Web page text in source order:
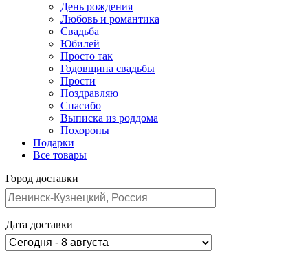
День рождения
Любовь и романтика
Свадьба
Юбилей
Просто так
Годовщина свадьбы
Прости
Поздравляю
Спасибо
Выписка из роддома
Похороны
Подарки
Все товары
Город доставки
Дата доставки